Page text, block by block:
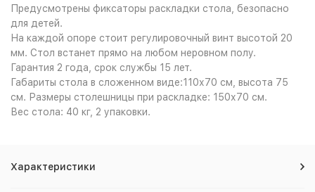
Предусмотрены фиксаторы раскладки стола, безопасно
для детей.
На каждой опоре стоит регулировочный винт высотой 20
мм. Стол встанет прямо на любом неровном полу.
Гарантия 2 года, срок службы 15 лет.
Габариты стола в сложенном виде:110х70 см, высота 75
см. Размеры столешницы при раскладке: 150х70 см.
Вес стола: 40 кг, 2 упаковки.
Характеристики